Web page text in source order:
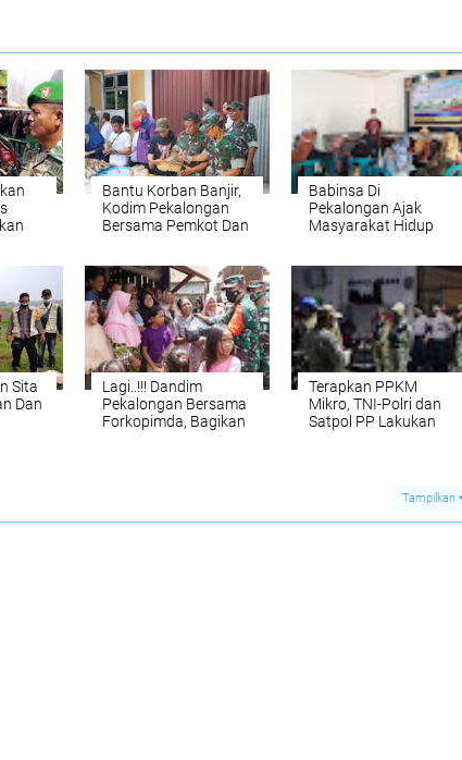
Bantu Korban Banjir,
Kodim Pekalongan
Bersama Pemkot Dan
Terpadu
Babinsa Di
Pekalongan Ajak
Masyarakat Hidup
Sita
Dan
Lagi..!!! Dandim
Pekalongan Bersama
Forkopimda, Bagikan
Terapkan PPKM
Mikro, TNI-Polri dan
Satpol PP Lakukan
Tampilkan